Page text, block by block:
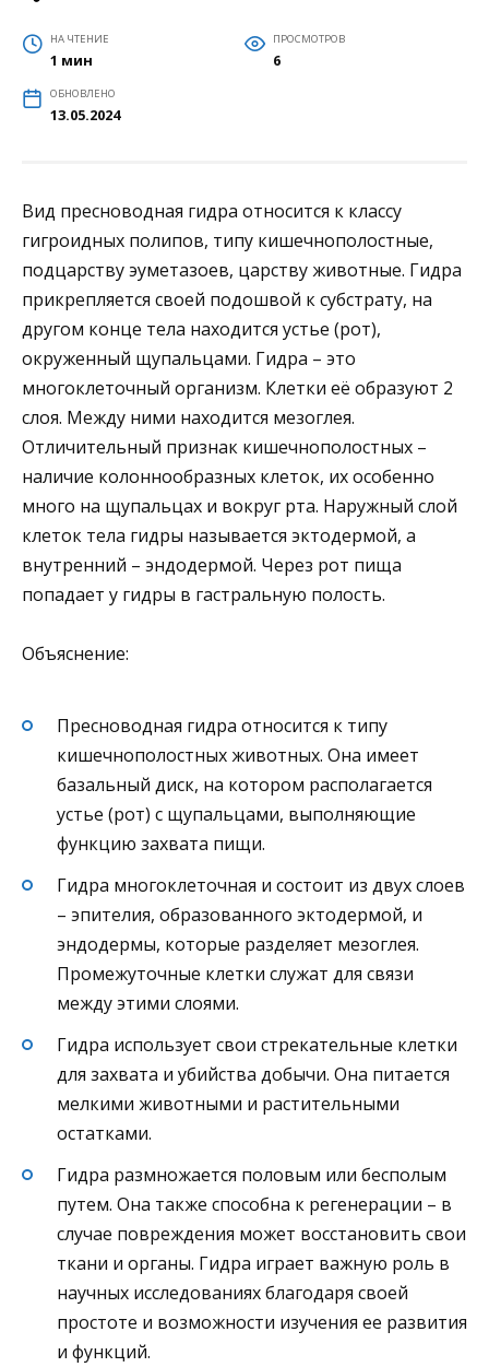
НА ЧТЕНИЕ
1 мин
ПРОСМОТРОВ
6
ОБНОВЛЕНО
13.05.2024
Вид пресноводная гидра относится к классу
гигроидных полипов, типу кишечнополостные,
подцарству эуметазоев, царству животные. Гидра
прикрепляется своей подошвой к субстрату, на
другом конце тела находится устье (рот),
окруженный щупальцами. Гидра – это
многоклеточный организм. Клетки её образуют 2
слоя. Между ними находится мезоглея.
Отличительный признак кишечнополостных –
наличие колоннообразных клеток, их особенно
много на щупальцах и вокруг рта. Наружный слой
клеток тела гидры называется эктодермой, а
внутренний – эндодермой. Через рот пища
попадает у гидры в гастральную полость.
Объяснение:
Пресноводная гидра относится к типу
кишечнополостных животных. Она имеет
базальный диск, на котором располагается
устье (рот) с щупальцами, выполняющие
функцию захвата пищи.
Гидра многоклеточная и состоит из двух слоев
– эпителия, образованного эктодермой, и
эндодермы, которые разделяет мезоглея.
Промежуточные клетки служат для связи
между этими слоями.
Гидра использует свои стрекательные клетки
для захвата и убийства добычи. Она питается
мелкими животными и растительными
остатками.
Гидра размножается половым или бесполым
путем. Она также способна к регенерации – в
случае повреждения может восстановить свои
ткани и органы. Гидра играет важную роль в
научных исследованиях благодаря своей
простоте и возможности изучения ее развития
и функций.